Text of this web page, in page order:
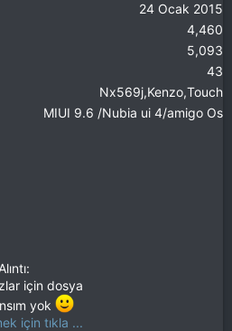
24 Ocak 2015
4,460
5,093
43
Nx569j,Kenzo,Touch
MIUI 9.6 /Nubia ui 4/amigo Os
için dosya
yok
için tıkla ...